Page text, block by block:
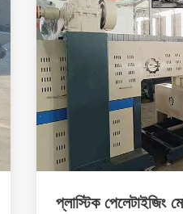
প্লাস্টিক পেলেটাইজিং